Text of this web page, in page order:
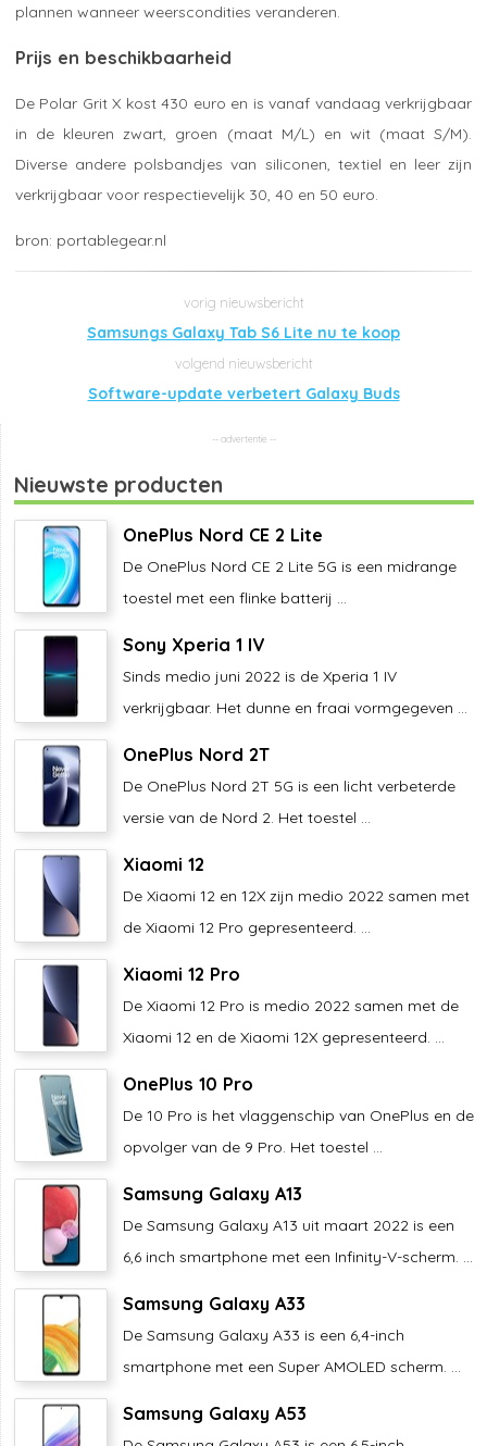
plannen wanneer weerscondities veranderen.
Prijs en beschikbaarheid
De Polar Grit X kost 430 euro en is vanaf vandaag verkrijgbaar
in de kleuren zwart, groen (maat M/L) en wit (maat S/M).
Diverse andere polsbandjes van siliconen, textiel en leer zijn
verkrijgbaar voor respectievelijk 30, 40 en 50 euro.
portablegear.nl
Samsungs Galaxy Tab S6 Lite nu te koop
Software-update verbetert Galaxy Buds
Nieuwste producten
OnePlus Nord CE 2 Lite
De OnePlus Nord CE 2 Lite 5G is een midrange
toestel met een flinke batterij ...
Sony Xperia 1 IV
Sinds medio juni 2022 is de Xperia 1 IV
verkrijgbaar. Het dunne en fraai vormgegeven ...
OnePlus Nord 2T
De OnePlus Nord 2T 5G is een licht verbeterde
versie van de Nord 2. Het toestel ...
Xiaomi 12
De Xiaomi 12 en 12X zijn medio 2022 samen met
de Xiaomi 12 Pro gepresenteerd. ...
Xiaomi 12 Pro
De Xiaomi 12 Pro is medio 2022 samen met de
Xiaomi 12 en de Xiaomi 12X gepresenteerd. ...
OnePlus 10 Pro
De 10 Pro is het vlaggenschip van OnePlus en de
opvolger van de 9 Pro. Het toestel ...
Samsung Galaxy A13
De Samsung Galaxy A13 uit maart 2022 is een
6,6 inch smartphone met een Infinity-V-scherm. ...
Samsung Galaxy A33
De Samsung Galaxy A33 is een 6,4-inch
smartphone met een Super AMOLED scherm. ...
Samsung Galaxy A53